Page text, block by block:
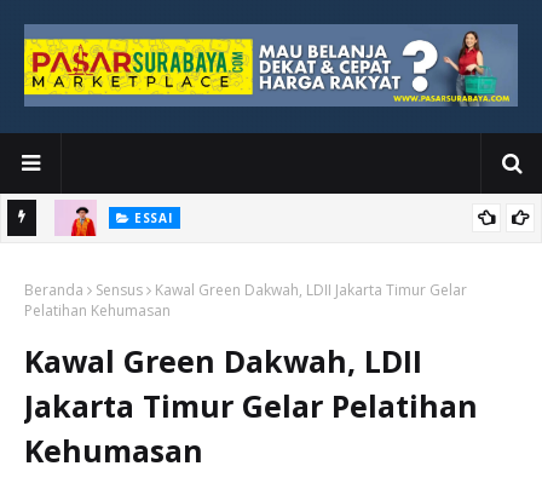
ESSAI
Tidak Berhenti di Panggung Wisuda
Beranda Sensus
Kawal Green Dakwah, LDII Jakarta Timur Gelar
Pelatihan Kehumasan
Kawal Green Dakwah, LDII
Jakarta Timur Gelar Pelatihan
Kehumasan